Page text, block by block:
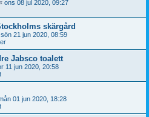
ons 08 jul 2020, 09:27
skärgård
sön 21 jun 2020, 08:59
Jabsco toalett
11 jun 2020, 20:58
01 jun 2020, 18:28